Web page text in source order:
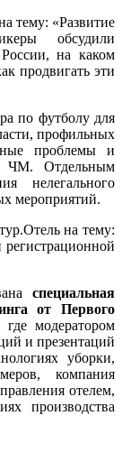
тему: «Развитие
обсудили
на каком
продвигать эти
по футболу для
профильных
проблемы и
ЧМ. Отдельным
нелегального
мероприятий.
на тему:
специальная
от Первого
где модератором
и презентаций
уборки,
компания
отелем,
производства